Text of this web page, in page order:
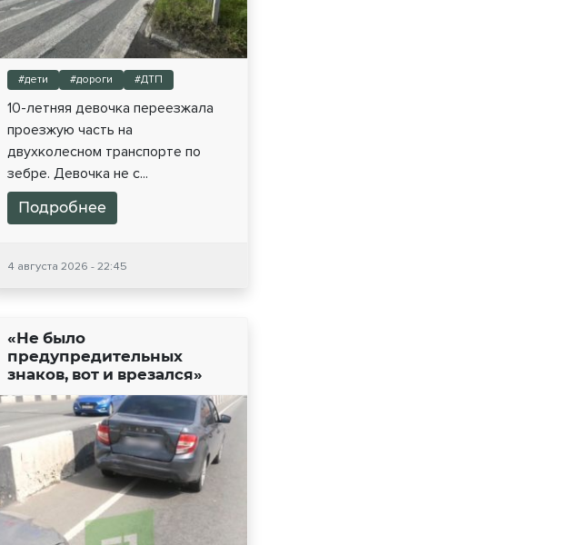
#дети #дороги #ДТП
10-летняя девочка переезжала
проезжую часть на
двухколесном транспорте по
зебре. Девочка не с...
Подробнее
4 августа 2026 - 22:45
«Не было
предупредительных
знаков, вот и врезался»